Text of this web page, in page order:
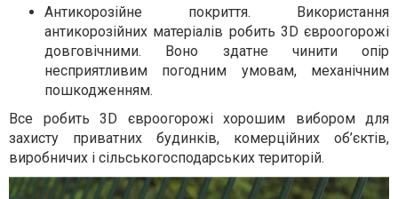
Антикорозійне покриття. Використання
антикорозійних матеріалів робить 3D євроогорожі
довговічними. Воно здатне чинити опір
несприятливим погодним умовам, механічним
пошкодженням.
Все робить 3D євроогорожі хорошим вибором для
захисту приватних будинків, комерційних об’єктів,
виробничих і сільськогосподарських територій.